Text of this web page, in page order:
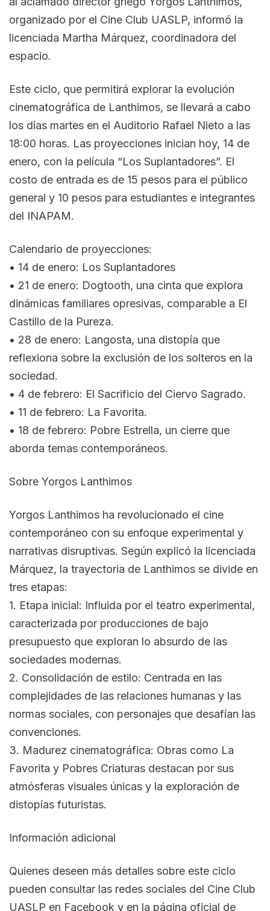
organizado por el Cine Club UASLP, informó la
licenciada Martha Márquez, coordinadora del
espacio.
Este ciclo, que permitirá explorar la evolución
cinematográfica de Lanthimos, se llevará a cabo
los días martes en el Auditorio Rafael Nieto a las
18:00 horas. Las proyecciones inician hoy, 14 de
enero, con la película “Los Suplantadores”. El
costo de entrada es de 15 pesos para el público
general y 10 pesos para estudiantes e integrantes
del INAPAM.
Calendario de proyecciones:
• 14 de enero: Los Suplantadores
• 21 de enero: Dogtooth, una cinta que explora
dinámicas familiares opresivas, comparable a El
Castillo de la Pureza.
• 28 de enero: Langosta, una distopía que
reflexiona sobre la exclusión de los solteros en la
sociedad.
• 4 de febrero: El Sacrificio del Ciervo Sagrado.
• 11 de febrero: La Favorita.
• 18 de febrero: Pobre Estrella, un cierre que
aborda temas contemporáneos.
Sobre Yorgos Lanthimos
Yorgos Lanthimos ha revolucionado el cine
contemporáneo con su enfoque experimental y
narrativas disruptivas. Según explicó la licenciada
Márquez, la trayectoria de Lanthimos se divide en
tres etapas:
1. Etapa inicial: Influida por el teatro experimental,
caracterizada por producciones de bajo
presupuesto que exploran lo absurdo de las
sociedades modernas.
2. Consolidación de estilo: Centrada en las
complejidades de las relaciones humanas y las
normas sociales, con personajes que desafían las
convenciones.
3. Madurez cinematográfica: Obras como La
Favorita y Pobres Criaturas destacan por sus
atmósferas visuales únicas y la exploración de
distopías futuristas.
Información adicional
Quienes deseen más detalles sobre este ciclo
pueden consultar las redes sociales del Cine Club
UASLP en Facebook y en la página oficial de